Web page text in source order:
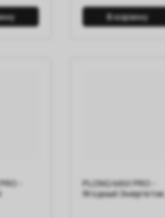
В корзину
-
PLONQ MAX PRO -
Ягодный Энергетик